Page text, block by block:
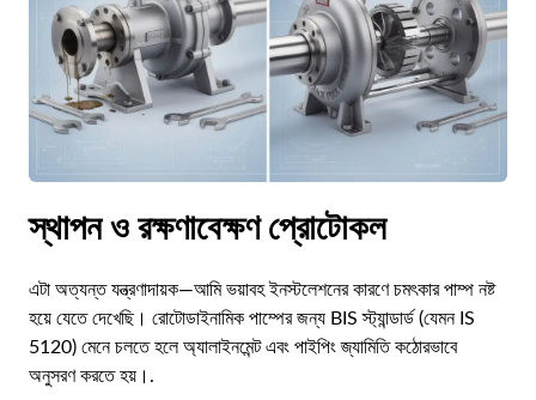
স্থাপন ও রক্ষণাবেক্ষণ প্রোটোকল
এটা অত্যন্ত যন্ত্রণাদায়ক—আমি ভয়াবহ ইনস্টলেশনের কারণে চমৎকার পাম্প নষ্ট
হয়ে যেতে দেখেছি। রোটোডাইনামিক পাম্পের জন্য BIS স্ট্যান্ডার্ড (যেমন IS
5120) মেনে চলতে হলে অ্যালাইনমেন্ট এবং পাইপিং জ্যামিতি কঠোরভাবে
অনুসরণ করতে হয়।.